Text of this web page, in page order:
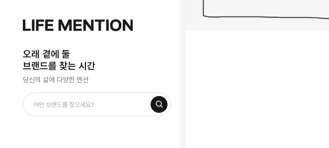
오래 곁에 둘
브랜드를 찾는 시간
당신의 삶에 다양한 멘션